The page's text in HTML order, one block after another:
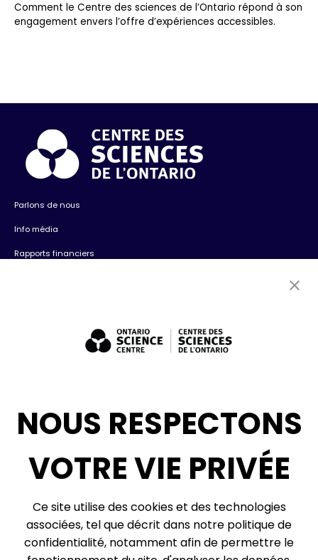
Comment le Centre des sciences de l’Ontario répond à son
engagement envers l’offre d’expériences accessibles.
Parlons de nous
Info média
Rapports financiers
Expositions : ventes et location + consultation
Infolettre
© 2026, Centre des sciences de l’Ontario, un organisme du gouvernement de
Plan du site
Préférences relatives aux témoins
NOUS RESPECTONS
VOTRE VIE PRIVÉE
Ce site utilise des cookies et des technologies
associées, tel que décrit dans notre politique de
confidentialité, notamment afin de permettre le